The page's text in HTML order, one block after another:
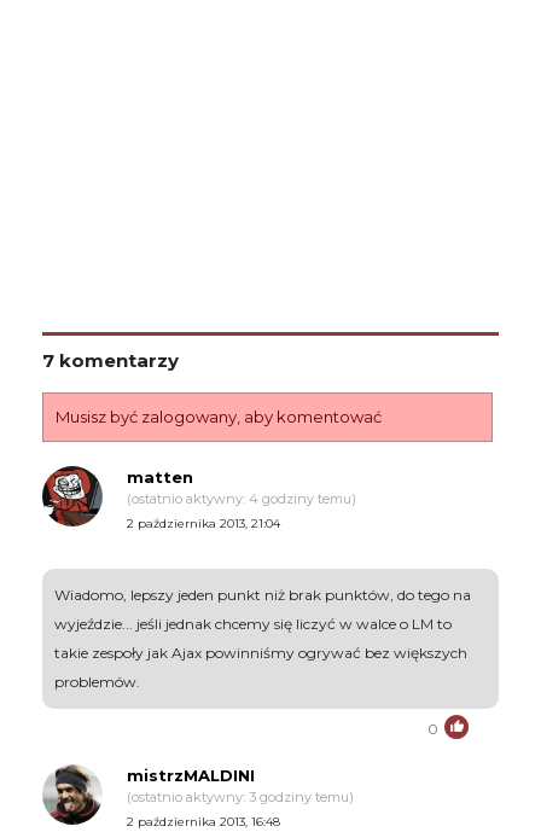
7 komentarzy
Musisz być zalogowany, aby komentować
matten
(ostatnio aktywny: 4 godziny temu)
2 października 2013, 21:04
Wiadomo, lepszy jeden punkt niż brak punktów, do tego na
wyjeździe... jeśli jednak chcemy się liczyć w walce o LM to
takie zespoły jak Ajax powinniśmy ogrywać bez większych
problemów.
0
mistrzMALDINI
(ostatnio aktywny: 3 godziny temu)
2 października 2013, 16:48